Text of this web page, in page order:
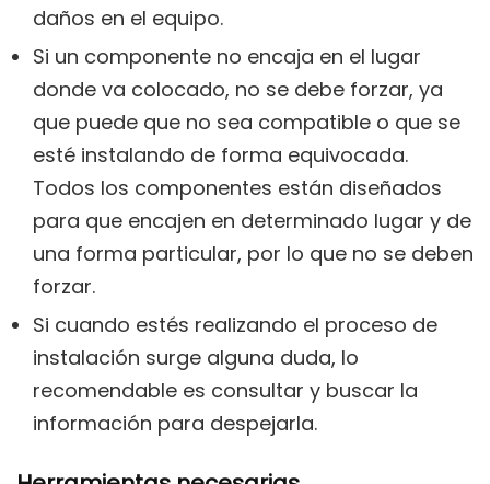
daños en el equipo.
Si un componente no encaja en el lugar
donde va colocado, no se debe forzar, ya
que puede que no sea compatible o que se
esté instalando de forma equivocada.
Todos los componentes están diseñados
para que encajen en determinado lugar y de
una forma particular, por lo que no se deben
forzar.
Si cuando estés realizando el proceso de
instalación surge alguna duda, lo
recomendable es consultar y buscar la
información para despejarla.